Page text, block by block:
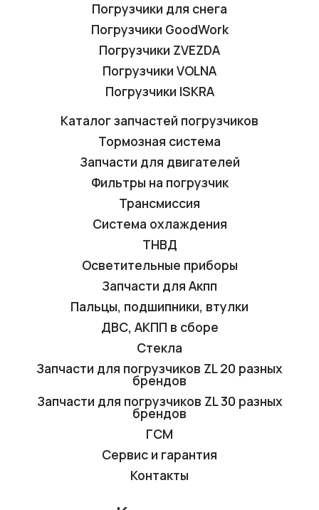
Погрузчики для снега
Погрузчики GoodWork
Погрузчики ZVEZDA
Погрузчики VOLNA
Погрузчики ISKRA
Каталог запчастей погрузчиков
Тормозная система
Запчасти для двигателей
Фильтры на погрузчик
Трансмиссия
Система охлаждения
ТНВД
Осветительные приборы
Запчасти для Акпп
Пальцы, подшипники, втулки
ДВС, АКПП в сборе
Стекла
Запчасти для погрузчиков ZL 20 разных
брендов
Запчасти для погрузчиков ZL 30 разных
брендов
ГСМ
Сервис и гарантия
Контакты